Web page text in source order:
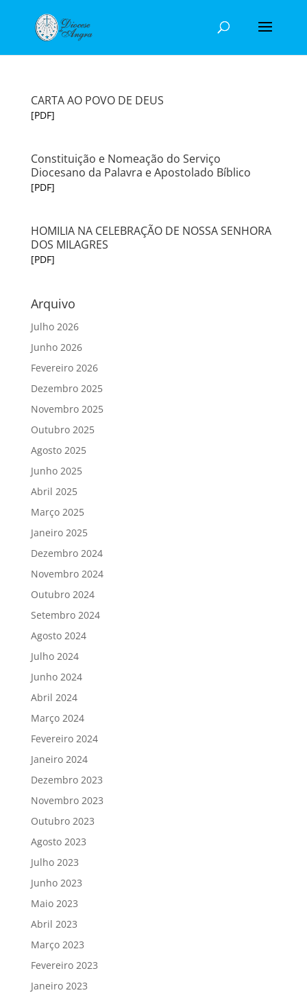
CARTA AO POVO DE DEUS
[PDF]
Constituição e Nomeação do Serviço
Diocesano da Palavra e Apostolado Bíblico
[PDF]
HOMILIA NA CELEBRAÇÃO DE NOSSA SENHORA
DOS MILAGRES
[PDF]
Arquivo
Julho 2026
Junho 2026
Fevereiro 2026
Dezembro 2025
Novembro 2025
Outubro 2025
Agosto 2025
Junho 2025
Abril 2025
Março 2025
Janeiro 2025
Dezembro 2024
Novembro 2024
Outubro 2024
Setembro 2024
Agosto 2024
Julho 2024
Junho 2024
Abril 2024
Março 2024
Fevereiro 2024
Janeiro 2024
Dezembro 2023
Novembro 2023
Outubro 2023
Agosto 2023
Julho 2023
Junho 2023
Maio 2023
Abril 2023
Março 2023
Fevereiro 2023
Janeiro 2023